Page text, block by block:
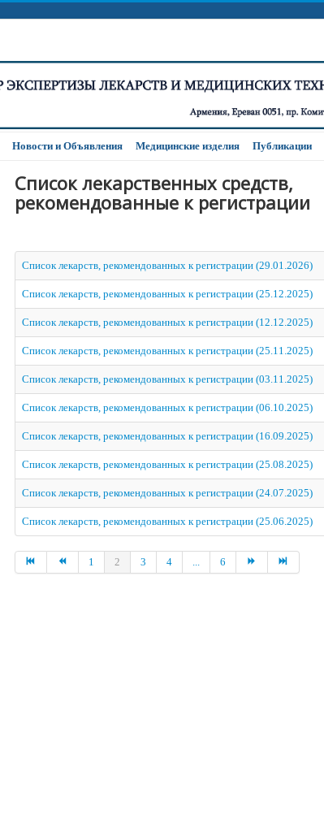
Новости и Oбъявления Медицинские изделия Публикации
Список лекарственных средств,
рекомендованные к регистрации
Список лекарств, рекомендованных к регистрации (29.01.2026)
Список лекарств, рекомендованных к регистрации (25.12.2025)
Список лекарств, рекомендованных к регистрации (12.12.2025)
Список лекарств, рекомендованных к регистрации (25.11.2025)
Список лекарств, рекомендованных к регистрации (03.11.2025)
Список лекарств, рекомендованных к регистрации (06.10.2025)
Список лекарств, рекомендованных к регистрации (16.09.2025)
Список лекарств, рекомендованных к регистрации (25.08.2025)
Список лекарств, рекомендованных к регистрации (24.07.2025)
Список лекарств, рекомендованных к регистрации (25.06.2025)
1 2 3 4 ... 6